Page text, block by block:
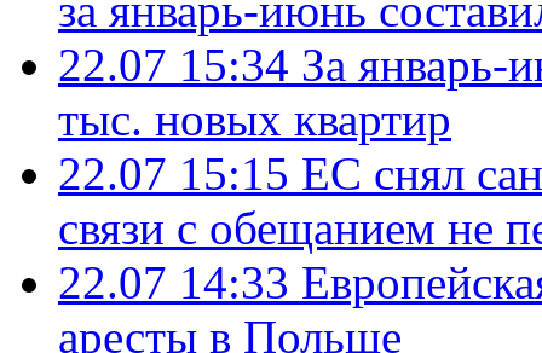
22.07 15:34 За январь-
тыс. новых квартир
22.07 15:15 ЕС снял
связи с обещанием не
22.07 14:33
аресты в Польше